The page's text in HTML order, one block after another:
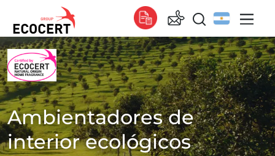
NUESTROS SERVICIOS
Certificación
Formación
Consultoría
Global
Global (español)
Global (francés)
Global (inglés)
Ambientadores de
interior ecológicos